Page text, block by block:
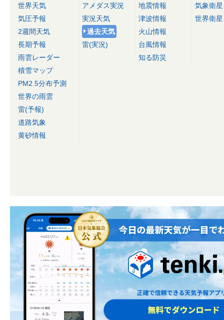
世界天気
気圧予報
2週間天気
長期予報
雨雲レーダー
積雪マップ
PM2.5分布予測
世界の雨雲
雷(予報)
道路気象
黄砂情報
アメダス実況
実況天気
過去天気
雷(実況)
地震情報
津波情報
火山情報
台風情報
知る防災
気象衛星
世界衛星